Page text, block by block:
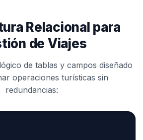
Relacional para
de Viajes
de tablas y campos diseñado
operaciones turísticas sin
redundancias: